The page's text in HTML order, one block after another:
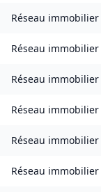
Réseau immobilier
Réseau immobilier
Réseau immobilier
Réseau immobilier
Réseau immobilier
Réseau immobilier